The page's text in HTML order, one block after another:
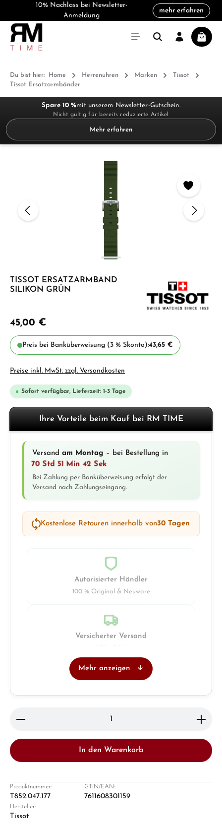
10% Nachlass bei Newsletter-
Anmeldung
mehr erfahren
Du bist hier: Home Herrenuhren Marken
Tissot
Tissot Ersatzarmbänder
Spare 10 %mit unserem Newsletter-Gutschein.
Nicht gültig für bereits reduzierte Artikel
Mehr erfahren
TISSOT ERSATZARMBAND
SILIKON GRÜN
45,00 €
Preis bei Banküberweisung (3 % Skonto):43,65 €
Preise inkl. MwSt. zzgl. Versandkosten
Sofort verfügbar, Lieferzeit: 1-3 Tage
Ihre Vorteile beim Kauf bei RM TIME
Versand am Montag – bei Bestellung in
70 Std 51 Min 42 Sek
Bei Zahlung per Banküberweisung erfolgt der
Versand nach Zahlungseingang.
Kostenlose Retouren innerhalb von30 Tagen
Autorisierter Händler
100 % Original & Neuware
Versicherter Versand
Mehr anzeigen
Produkt Anzahl: Gib den gewünschten Wert ein
In den Warenkorb
Produktnummer:
T852.047.177
GTIN/EAN:
7611608301159
Hersteller:
Tissot